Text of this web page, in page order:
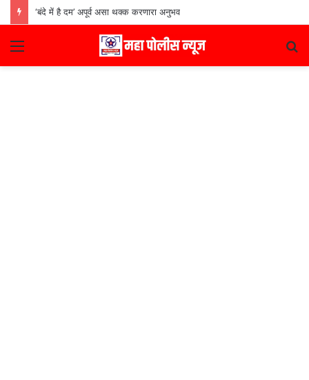
‘बंदे में है दम’ अपूर्व असा थक्क करणारा अनुभव
Menu